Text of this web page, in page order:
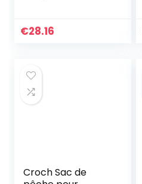
Sac de pêche
€28.16
Croch Sac de